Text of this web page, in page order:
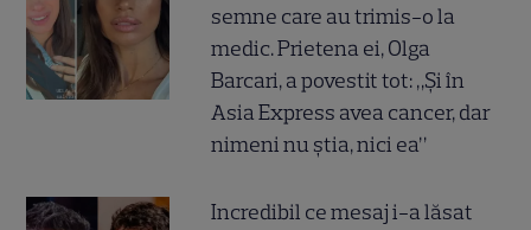
semne care au trimis-o la
medic. Prietena ei, Olga
Barcari, a povestit tot: „Și în
Asia Express avea cancer, dar
nimeni nu știa, nici ea”
Incredibil ce mesaj i-a lăsat